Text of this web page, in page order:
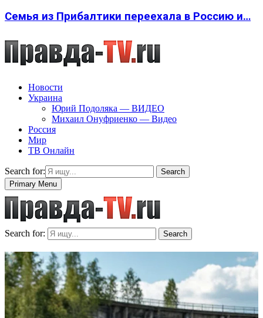
Семья из Прибалтики переехала в Россию и…
Новости
Украина
Юрий Подоляка — ВИДЕО
Михаил Онуфриенко — Видео
Россия
Мир
ТВ Онлайн
Search for:
Search
Primary Menu
Search for: Search